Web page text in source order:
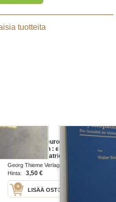
tuotteita
Reaktionen Neurosen
Psychopathien : ein grundriss der
kleinen psychiatrie
Georg Thieme Verlag 1968
Hinta:
3,50 €
LISÄÄ OSTOSKORIIN